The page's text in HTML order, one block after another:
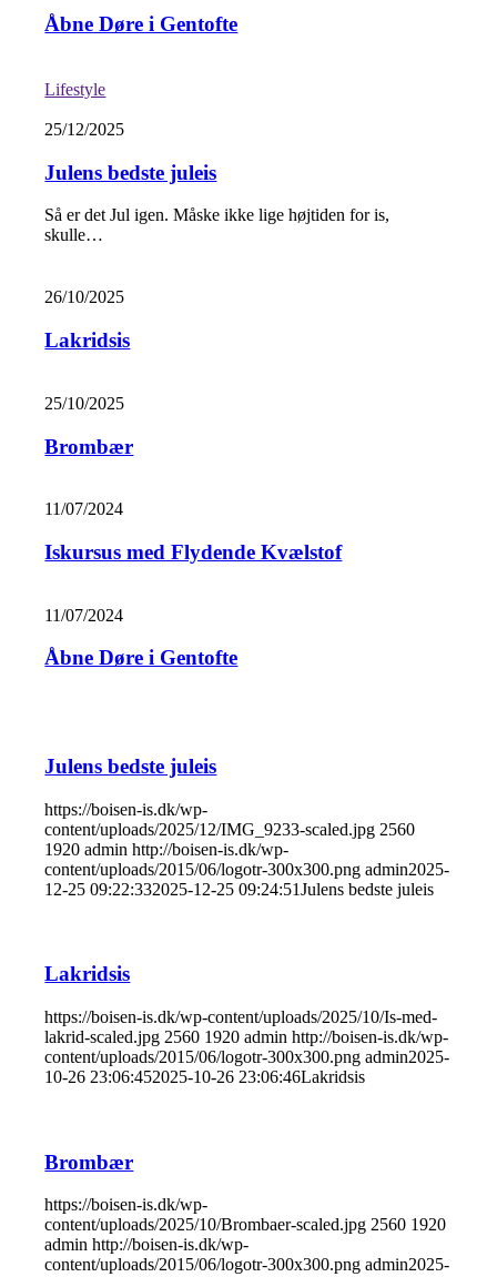
Åbne Døre i Gentofte
Lifestyle
25/12/2025
Julens bedste juleis
Så er det Jul igen. Måske ikke lige højtiden for is,
skulle…
26/10/2025
Lakridsis
25/10/2025
Brombær
11/07/2024
Iskursus med Flydende Kvælstof
11/07/2024
Åbne Døre i Gentofte
Julens bedste juleis
https://boisen-is.dk/wp-
content/uploads/2025/12/IMG_9233-scaled.jpg 2560
1920 admin http://boisen-is.dk/wp-
content/uploads/2015/06/logotr-300x300.png admin2025-
12-25 09:22:332025-12-25 09:24:51Julens bedste juleis
Lakridsis
https://boisen-is.dk/wp-content/uploads/2025/10/Is-med-
lakrid-scaled.jpg 2560 1920 admin http://boisen-is.dk/wp-
content/uploads/2015/06/logotr-300x300.png admin2025-
10-26 23:06:452025-10-26 23:06:46Lakridsis
Brombær
https://boisen-is.dk/wp-
content/uploads/2025/10/Brombaer-scaled.jpg 2560 1920
admin http://boisen-is.dk/wp-
content/uploads/2015/06/logotr-300x300.png admin2025-